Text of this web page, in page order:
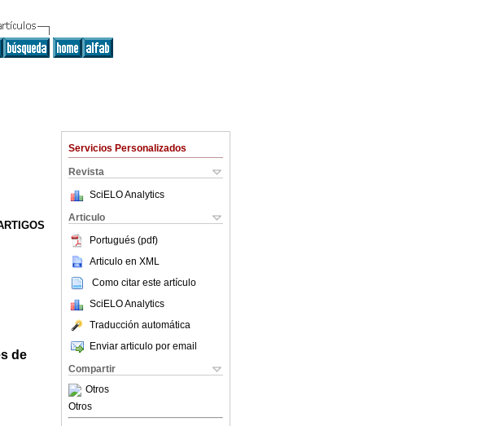
Servicios Personalizados
Revista
SciELO Analytics
Articulo
Portugués (pdf)
Articulo en XML
Como citar este artículo
SciELO Analytics
Traducción automática
Enviar articulo por email
Compartir
Otros
Otros
de